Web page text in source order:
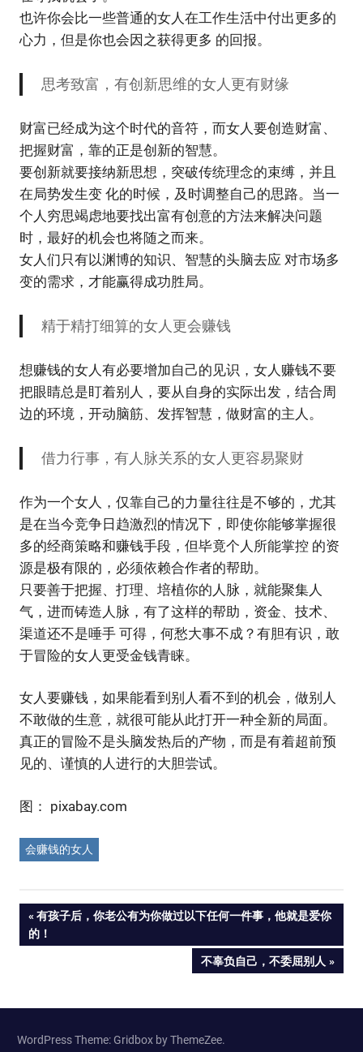
也许你会比一些普通的女人在工作生活中付出更多的
心力，但是你也会因之获得更多 的回报。
思考致富，有创新思维的女人更有财缘
财富已经成为这个时代的音符，而女人要创造财富、
把握财富，靠的正是创新的智慧。
要创新就要接纳新思想，突破传统理念的束缚，并且
在局势发生变 化的时候，及时调整自己的思路。当一
个人穷思竭虑地要找出富有创意的方法来解决问题
时，最好的机会也将随之而来。
女人们只有以渊博的知识、智慧的头脑去应 对市场多
变的需求，才能赢得成功胜局。
精于精打细算的女人更会赚钱
想赚钱的女人有必要增加自己的见识，女人赚钱不要
把眼睛总是盯着别人，要从自身的实际出发，结合周
边的环境，开动脑筋、发挥智慧，做财富的主人。
借力行事，有人脉关系的女人更容易聚财
作为一个女人，仅靠自己的力量往往是不够的，尤其
是在当今竞争日趋激烈的情况下，即使你能够掌握很
多的经商策略和赚钱手段，但毕竟个人所能掌控 的资
源是极有限的，必须依赖合作者的帮助。
只要善于把握、打理、培植你的人脉，就能聚集人
气，进而铸造人脉，有了这样的帮助，资金、技术、
渠道还不是唾手 可得，何愁大事不成？有胆有识，敢
于冒险的女人更受金钱青睐。
女人要赚钱，如果能看到别人看不到的机会，做别人
不敢做的生意，就很可能从此打开一种全新的局面。
真正的冒险不是头脑发热后的产物，而是有着超前预
见的、谨慎的人进行的大胆尝试。
图： pixabay.com
会赚钱的女人
Post
PREVIOUS
POST:
有孩子后，你老公有为你做过以下任何一件事，他就是爱你
的！
NEXT
POST:
不辜负自己，不委屈别人
WordPress Theme: Gridbox by ThemeZee.